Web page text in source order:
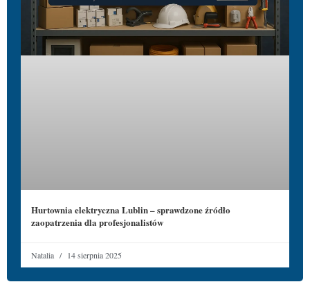
Hurtownia elektryczna Lublin – sprawdzone źródło
zaopatrzenia dla profesjonalistów
Natalia 14 sierpnia 2025